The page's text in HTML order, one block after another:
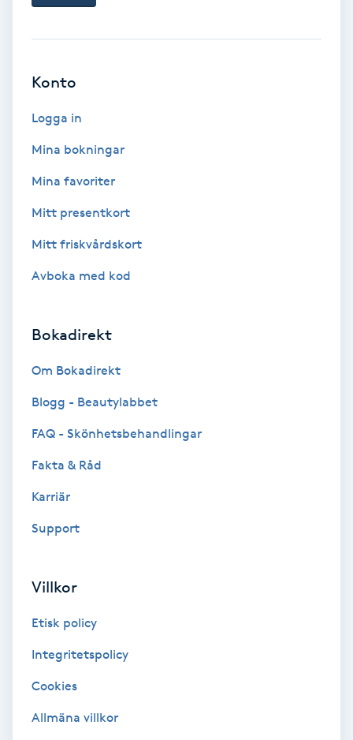
Fransförlängning Megavolym
Fransrengöring
Frekvensterapi
Friskvårdsmassage
Funktionsanalys
Färgning
Gellack med förstärkning
Gravidmassage
Konto
Logga in
Mina bokningar
Mina favoriter
Mitt presentkort
Mitt friskvårdskort
Avboka med kod
Bokadirekt
Om Bokadirekt
Blogg - Beautylabbet
FAQ - Skönhetsbehandlingar
Fakta & Råd
Karriär
Support
Villkor
Etisk policy
Integritetspolicy
Cookies
Allmäna villkor